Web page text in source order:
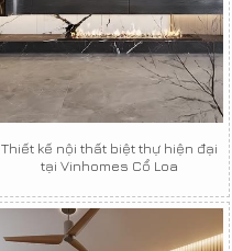
Thiết kế nội thất biệt thự hiện đại
tại Vinhomes Cổ Loa